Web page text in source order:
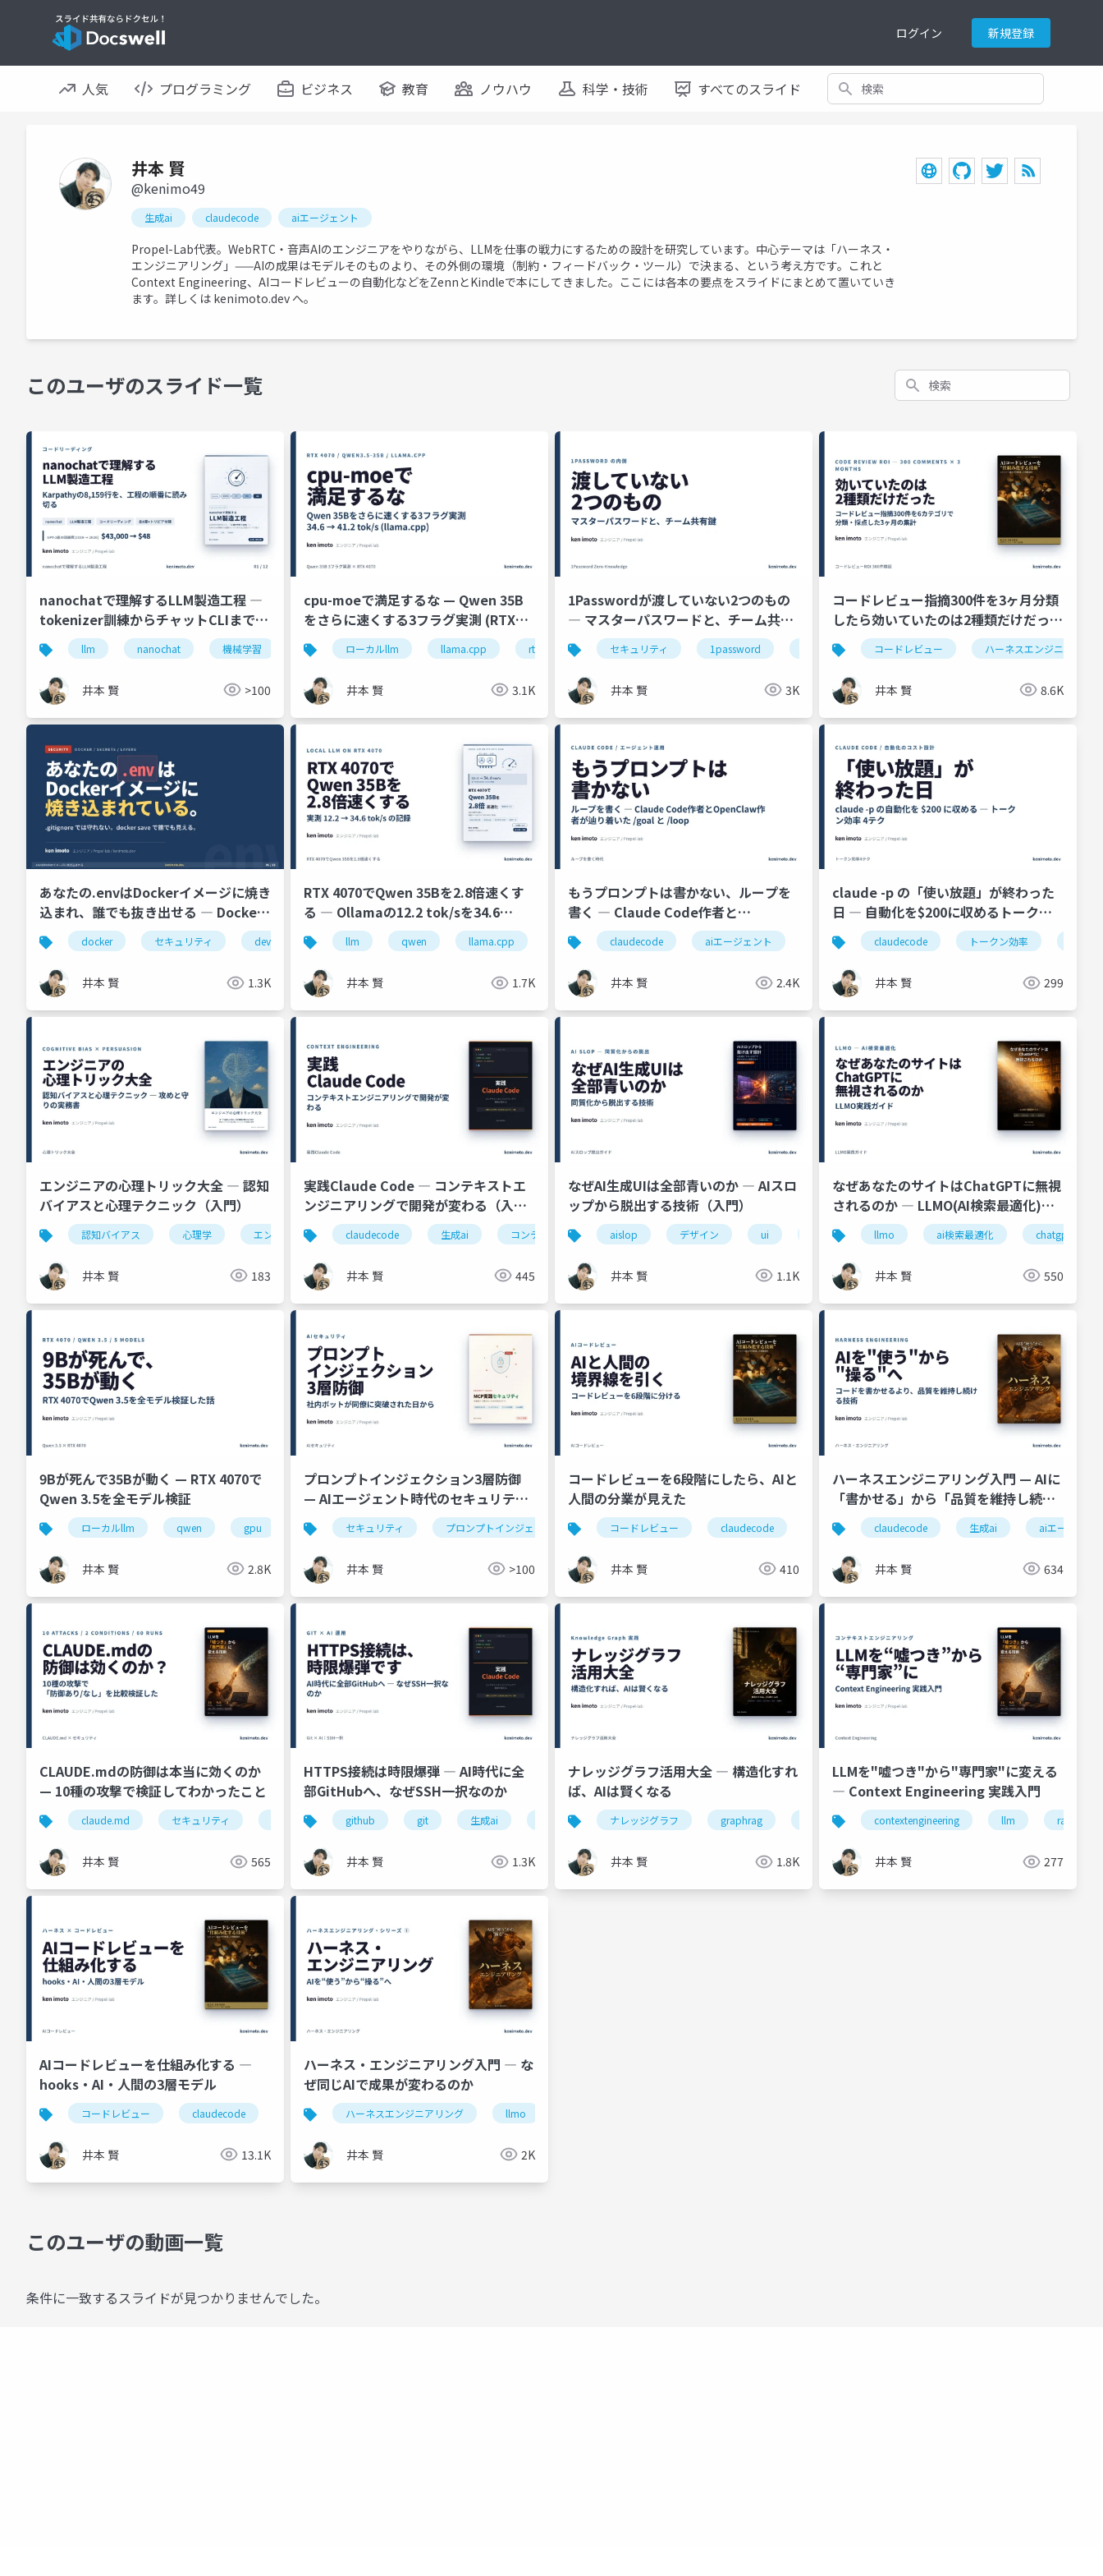
ログイン 新規登録
人気 プログラミング ビジネス 教育 ノウハウ 科学・技術 すべてのスライド 検索
井本 賢
@kenimo49
生成ai claudecode aiエージェント
Propel-Lab代表。WebRTC・音声AIのエンジニアをやりながら、LLMを仕事の戦力にするための設計を研究しています。中心テーマは「ハーネス・
エンジニアリング」——AIの成果はモデルそのものより、その外側の環境（制約・フィードバック・ツール）で決まる、という考え方です。これと
Context Engineering、AIコードレビューの自動化などをZennとKindleで本にしてきました。ここには各本の要点をスライドにまとめて置いていき
ます。詳しくは kenimoto.dev へ。
このユーザのスライド一覧 検索
nanochatで理解するLLM製造工程 ―
tokenizer訓練からチャットCLIまで、
Karpathyの8,159行を読み切る
llm nanochat 機械学習 生成ai コードリーディング python
井本 賢 >100
cpu-moeで満足するな — Qwen 35B
をさらに速くする3フラグ実測 (RTX
4070) ローカルllm llama.cpp rtx4070 qwen 生成ai
井本 賢 3.1K
1Passwordが渡していない2つのもの
― マスターパスワードと、チーム共有
鍵
セキュリティ 1password 認証 srp パスワード管理
井本 賢 3K
コードレビュー指摘300件を3ヶ月分類
したら効いていたのは2種類だけだった
─ Bug/Spec死守・残り4種類はPRか
ら外す
コードレビュー ハーネスエンジニアリング
井本 賢 8.6K
あなたの.envはDockerイメージに焼き
込まれ、誰でも抜き出せる ― Docker
セキュリティ12枚
docker セキュリティ devsecops buildkit コンテナ 環境変数
井本 賢 1.3K
RTX 4070でQwen 35Bを2.8倍速くす
る ― Ollamaの12.2 tok/sを34.6
tok/sに引き上げた実測ノート
llm qwen llama.cpp ローカルllm rtx4070 生成ai
井本 賢 1.7K
もうプロンプトは書かない、ループを
書く ― Claude Code作者と
OpenClaw作者が辿り着いた /goal と
/loop
claudecode aiエージェント 生成ai 自動化 llm ハーネスエンジニア
井本 賢 2.4K
claude -p の「使い放題」が終わった
日 ― 自動化を$200に収めるトークン
効率4テクclaudecode トークン効率
井本 賢 299
エンジニアの心理トリック大全 ― 認知
バイアスと心理テクニック（入門）
認知バイアス 心理学 エンジニア チームマネジメント コミュニケーション 生成ai
井本 賢 183
実践Claude Code ― コンテキストエ
ンジニアリングで開発が変わる（入
門）
claudecode 生成ai コンテキストエンジニアリング claudemd aiエージェント プロンプトエンジニアリング
井本 賢 445
なぜAI生成UIは全部青いのか ― AIスロ
ップから脱出する技術（入門）
aislop デザイン ui フロントエンド llm
井本 賢 1.1K
なぜあなたのサイトはChatGPTに無視
されるのか ― LLMO(AI検索最適化)入
門
llmo ai検索最適化 chatgpt
井本 賢 550
9Bが死んで35Bが動く — RTX 4070で
Qwen 3.5を全モデル検証
ローカルllm qwen gpu ollama 生成ai
井本 賢 2.8K
プロンプトインジェクション3層防御
— AIエージェント時代のセキュリティ
実践
セキュリティ プロンプトインジェクション mcp 生成ai aiエージェント
井本 賢 >100
コードレビューを6段階にしたら、AIと
人間の分業が見えた
コードレビュー claudecode 生成ai ci
井本 賢 410
ハーネスエンジニアリング入門 — AIに
「書かせる」から「品質を維持し続け
る」へclaudecode 生成ai aiエージェン
井本 賢 634
CLAUDE.mdの防御は本当に効くのか
— 10種の攻撃で検証してわかったこと
claude.md セキュリティ プロンプトインジェクション 生成ai contextengineering
井本 賢 565
HTTPS接続は時限爆弾 ― AI時代に全
部GitHubへ、なぜSSH一択なのか
github git 生成ai セキュリティ
井本 賢 1.3K
ナレッジグラフ活用大全 ― 構造化すれ
ば、AIは賢くなる
ナレッジグラフ graphrag rag 生成ai データ設計
井本 賢 1.8K
LLMを"嘘つき"から"専門家"に変える
― Context Engineering 実践入門
contextengineering llm rag
井本 賢 277
AIコードレビューを仕組み化する ―
hooks・AI・人間の3層モデル
コードレビュー claudecode coderabbit hooks aiエージェント
井本 賢 13.1K
ハーネス・エンジニアリング入門 ― な
ぜ同じAIで成果が変わるのか
ハーネスエンジニアリング llmo
井本 賢 2K
このユーザの動画一覧
条件に一致するスライドが見つかりませんでした。